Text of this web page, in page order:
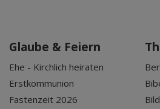
Glaube & Feiern
Ehe - Kirchlich heiraten
Erstkommunion
Fastenzeit 2026